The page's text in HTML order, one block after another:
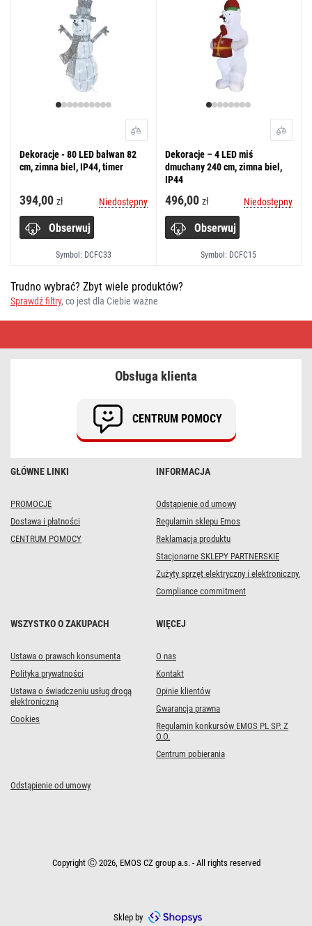
Dekoracje - 80 LED bałwan 82
cm, zimna biel, IP44, timer
394,00 zł Niedostępny
Obserwuj
Symbol: DCFC33
Dekoracje – 4 LED miś
dmuchany 240 cm, zimna biel,
IP44
496,00 zł Niedostępny
Obserwuj
Symbol: DCFC15
Trudno wybrać? Zbyt wiele produktów?
Sprawdź filtry, co jest dla Ciebie ważne
GŁÓWNE LINKI
PROMOCJE
Dostawa i płatności
CENTRUM POMOCY
INFORMACJA
Odstąpienie od umowy
Regulamin sklepu Emos
Reklamacja produktu
Stacjonarne SKLEPY PARTNERSKIE
Zużyty sprzęt elektryczny i elektroniczny.
Compliance commitment
WSZYSTKO O ZAKUPACH
Ustawa o prawach konsumenta
Polityka prywatności
Ustawa o świadczeniu usług drogą
elektroniczną
Cookies
WIĘCEJ
O nas
Kontakt
Opinie klientów
Gwarancja prawna
Regulamin konkursów EMOS PL SP. Z
O.O.
Centrum pobierania
Odstąpienie od umowy
Obsługa klienta
CENTRUM POMOCY
Copyright Ⓒ 2026, EMOS CZ group a.s. - All rights reserved
Sklep by